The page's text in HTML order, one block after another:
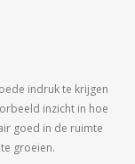
indruk te krijgen
inzicht in hoe
goed in de ruimte
groeien.